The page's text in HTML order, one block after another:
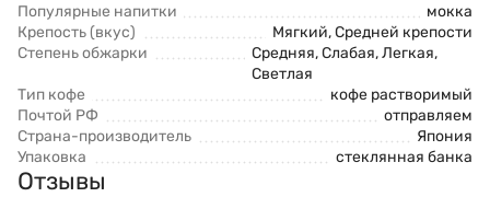
Популярные напитки
мокка
Крепость (вкус)
Мягкий, Средней крепости
Степень обжарки
Средняя, Слабая, Легкая,
Светлая
Тип кофе
кофе растворимый
Почтой РФ
отправляем
Страна-производитель
Япония
Упаковка
стеклянная банка
Отзывы